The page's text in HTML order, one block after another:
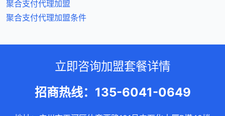
聚合支付代理加盟
聚合支付代理加盟条件
立即咨询加盟套餐详情
招商热线：135-6041-0649